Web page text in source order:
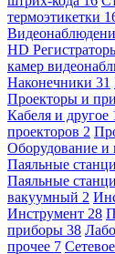
термоэтикетки
HD
камер
Наконечники 31
Проекторы и
Кабеля и другое
проекторов 2
Оборудование и
Паяльные
Паяльные
вакуумный 2
Инструмент 28
приборы 38
прочее 7